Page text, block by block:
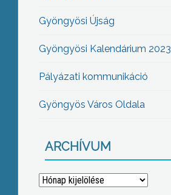
Gyöngyösi Újság
Gyöngyösi Kalendárium 2023
Pályázati kommunikáció
Gyöngyös Város Oldala
ARCHÍVUM
Archívum